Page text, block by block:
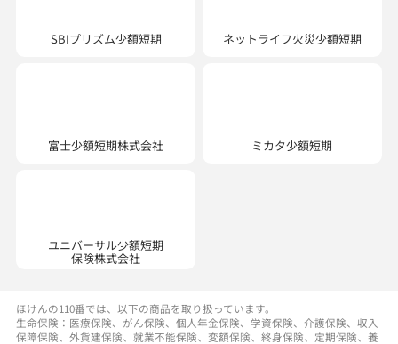
ほけんの110番では、以下の商品を取り扱っています。
損害保険：自動車保険、自転車保険、火災保険、傷害保険、企業賠償責任保
険、業務災害補償保険、ペット保険